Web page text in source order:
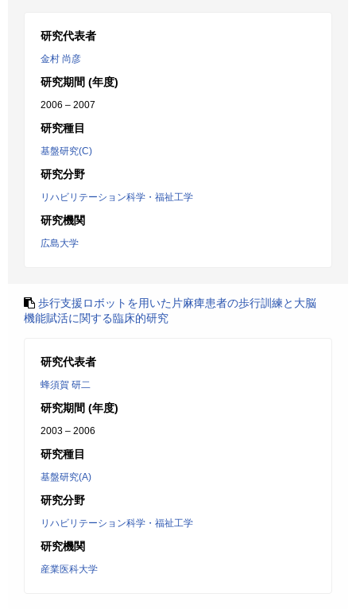
研究代表者
金村 尚彦
研究期間 (年度)
2006 – 2007
研究種目
基盤研究(C)
研究分野
リハビリテーション科学・福祉工学
研究機関
広島大学
歩行支援ロボットを用いた片麻痺患者の歩行訓練と大脳
機能賦活に関する臨床的研究
研究代表者
蜂須賀 研二
研究期間 (年度)
2003 – 2006
研究種目
基盤研究(A)
研究分野
リハビリテーション科学・福祉工学
研究機関
産業医科大学